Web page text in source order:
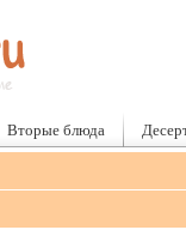
Вторые блюда